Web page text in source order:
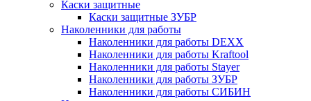
Каски защитные
Каски защитные ЗУБР
Наколенники для работы
Наколенники для работы DEXX
Наколенники для работы Kraftool
Наколенники для работы Stayer
Наколенники для работы ЗУБР
Наколенники для работы СИБИН